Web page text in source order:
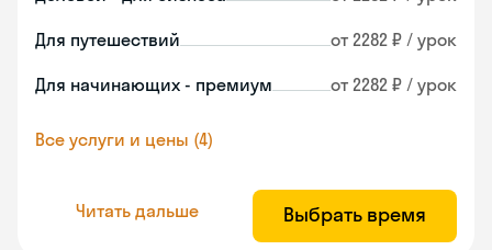
Для путешествий от 2282 ₽ / урок
Для начинающих - премиум от 2282 ₽ / урок
Все услуги и цены (4)
Читать дальше Выбрать время